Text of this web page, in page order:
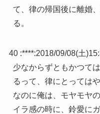
て、律の帰国後に離婚
る。
40 :****:2018/09/08(土
少なからずともかつて
るって、律にとっては
なのに俺は、モヤモヤ
イラ感の時に、鈴愛に